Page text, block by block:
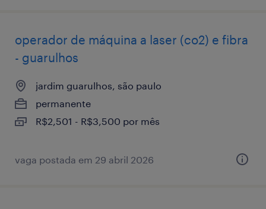
operador de máquina a laser (co2) e fibra
- guarulhos
jardim guarulhos, são paulo
permanente
R$2,501 - R$3,500 por mês
vaga postada em 29 abril 2026